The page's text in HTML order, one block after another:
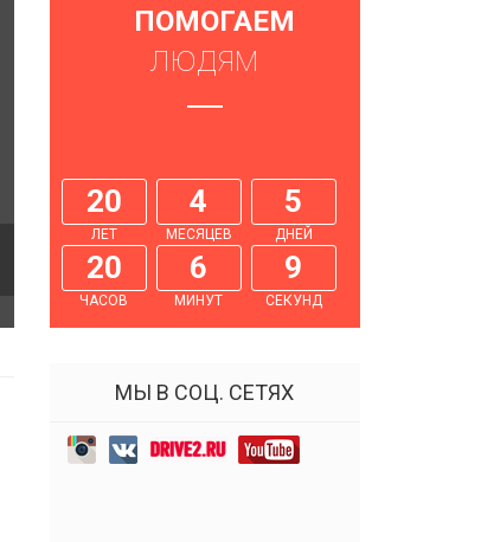
ПОМОГАЕМ
ЛЮДЯМ
20
ЛЕТ
4
МЕСЯЦЕВ
5
ДНЕЙ
20
ЧАСОВ
6
МИНУТ
10
СЕКУНД
МЫ В СОЦ. СЕТЯХ